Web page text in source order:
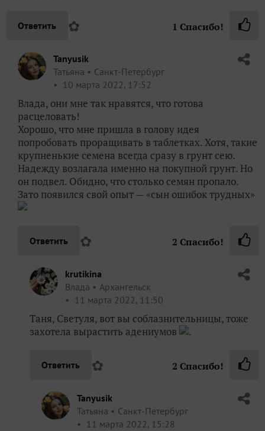
Ответить ✿ 1 Спасибо!
Tanyusik
Татьяна
Санкт-Петербург
10 марта 2022, 17:52
Влада, они мне так нравятся, что готова
расцеловать!
Хорошо, что мне пришла в голову идея
попробовать проращивать в таблетках. Хотя, такие
крупненькие семена всегда сразу в грунт сею.
Надежду возлагала именно на покупной грунт. Но
он подвел. Обидно, что столько семян пропало.
Зато появился свой опыт — «сын ошибок трудных»
Ответить ✿ 2 Спасибо!
krutikina
Влада
Архангельск
11 марта 2022, 11:50
Таня, Светуля, вот вы соблазнительницы, тоже
захотела вырастить адениумов
.
Ответить ✿ 2 Спасибо!
Tanyusik
Татьяна
Санкт-Петербург
11 марта 2022, 15:28